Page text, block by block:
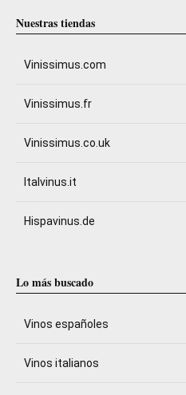
Nuestras tiendas
Vinissimus.com
Vinissimus.fr
Vinissimus.co.uk
Italvinus.it
Hispavinus.de
Lo más buscado
Vinos españoles
Vinos italianos